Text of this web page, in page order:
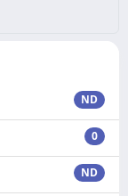
ND
0
ND